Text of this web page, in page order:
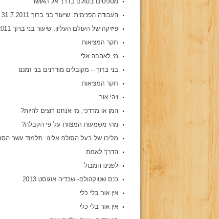
העבודה הפנימית. שיעור בני ברוך 31.7.2011
פיזיקה של העולם העליון. שיעור בני ברוך 29.7.2011
חקר המציאות
מי לאהבה אלי
בני ברוך – מקובלים מודרנים בני זמננו
חקר המציאות
ויהי אור
המן או מרדכי, מי אנחנו רוצים להיות?
מהי משמעות המצוות על פי הקבלה?
מליבו של בעל הסולם אלינו: תלמוד עשר
הדרך לאמת
לפנינו המבול
כנס שטוקהולם- שבדיה אוגוסט 2013
אין אור בלי כלי
אין אור בלי כלי